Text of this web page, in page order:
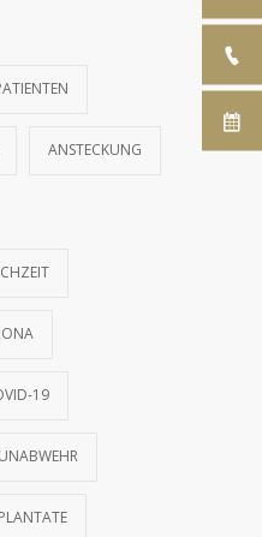
gesunde,
festem
2551
ANSTECKUNG
19